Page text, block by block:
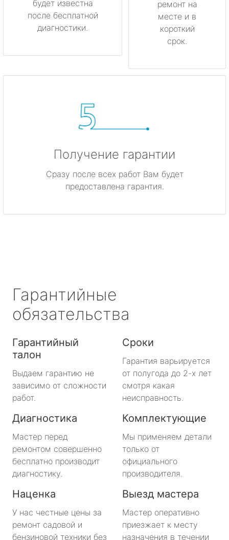
будет известна
после бесплатной
диагностики.
ремонт на
месте и в
короткий
срок.
Получение гарантии
Сразу после всех работ Вам будет
предоставлена гарантия.
Гарантийные
обязательства
Гарантийный
талон
Выдаем гарантию не
зависимо от сложности
работ.
Сроки
Гарантия варьируется
от полугода до 2-х лет
смотря какая
неисправность.
Диагностика
Мастер перед
ремонтом совершенно
бесплатно производит
диагностику.
Комплектующие
Мы применяем детали
только от
официального
производителя.
Наценка
У нас честные цены за
ремонт садовой и
бензиновой техники без
Выезд мастера
Мастер оперативно
приезжает к месту
назначения в течении